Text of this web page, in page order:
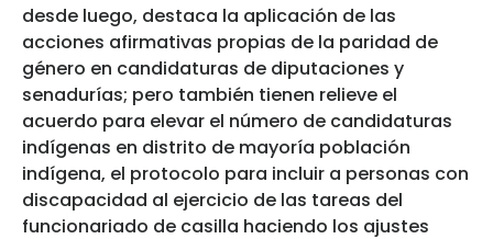
desde luego, destaca la aplicación de las
acciones afirmativas propias de la paridad de
género en candidaturas de diputaciones y
senadurías; pero también tienen relieve el
acuerdo para elevar el número de candidaturas
indígenas en distrito de mayoría población
indígena, el protocolo para incluir a personas con
discapacidad al ejercicio de las tareas del
funcionariado de casilla haciendo los ajustes